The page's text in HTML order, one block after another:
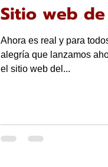
Sitio web de
Ahora es real y para
alegría que lanzamos
el sitio web del...